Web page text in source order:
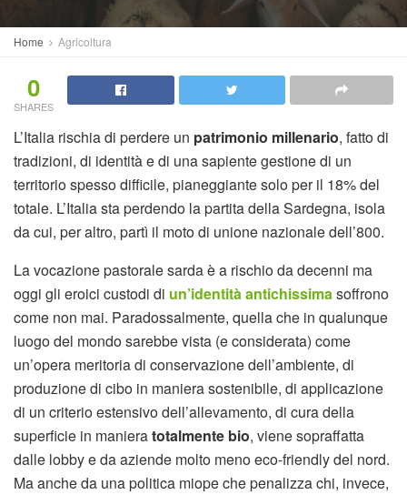
Home Agricoltura
0
SHARES
L’Italia rischia di perdere un patrimonio millenario, fatto di
tradizioni, di identità e di una sapiente gestione di un
territorio spesso difficile, pianeggiante solo per il 18% del
totale. L’Italia sta perdendo la partita della Sardegna, isola
da cui, per altro, partì il moto di unione nazionale dell’800.
La vocazione pastorale sarda è a rischio da decenni ma
oggi gli eroici custodi di un’identità antichissimasoffrono
come non mai. Paradossalmente, quella che in qualunque
luogo del mondo sarebbe vista (e considerata) come
un’opera meritoria di conservazione dell’ambiente, di
produzione di cibo in maniera sostenibile, di applicazione
di un criterio estensivo dell’allevamento, di cura della
superficie in manieratotalmente bio, viene sopraffatta
dalle lobby e da aziende molto meno eco-friendly del nord.
Ma anche da una politica miope che penalizza chi, invece,